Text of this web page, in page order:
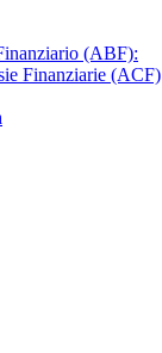
(ABF):
Finanziarie (ACF)